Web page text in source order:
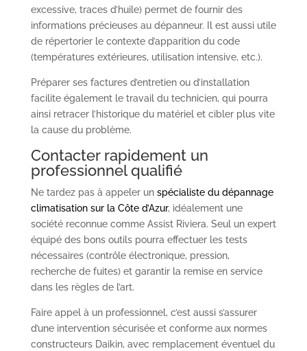
excessive, traces d’huile) permet de fournir des
informations précieuses au dépanneur. Il est aussi utile
de répertorier le contexte d’apparition du code
(températures extérieures, utilisation intensive, etc.).
Préparer ses factures d’entretien ou d’installation
facilite également le travail du technicien, qui pourra
ainsi retracer l’historique du matériel et cibler plus vite
la cause du problème.
Contacter rapidement un
professionnel qualifié
Ne tardez pas à appeler un spécialiste du dépannage
climatisation sur la Côte d’Azur, idéalement une
société reconnue comme Assist Riviera. Seul un expert
équipé des bons outils pourra effectuer les tests
nécessaires (contrôle électronique, pression,
recherche de fuites) et garantir la remise en service
dans les règles de l’art.
Faire appel à un professionnel, c’est aussi s’assurer
d’une intervention sécurisée et conforme aux normes
constructeurs Daikin, avec remplacement éventuel du